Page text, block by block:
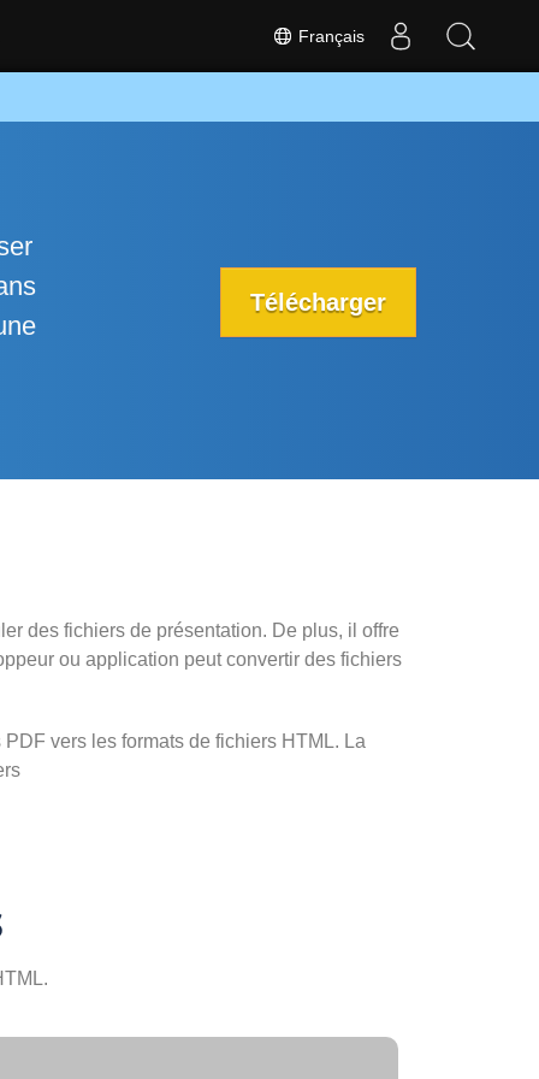
Français
Télécharger
des fichiers de présentation. De plus, il offre
ou application peut convertir des fichiers
vers les formats de fichiers HTML. La